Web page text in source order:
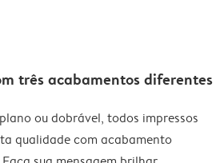
três acabamentos diferentes
ou dobrável, todos impressos
qualidade com acabamento